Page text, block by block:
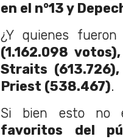
en el n°13 y
¿Y quienes
(1.162.098
Straits
Priest (538.467).
Si bien esto no
favoritos del